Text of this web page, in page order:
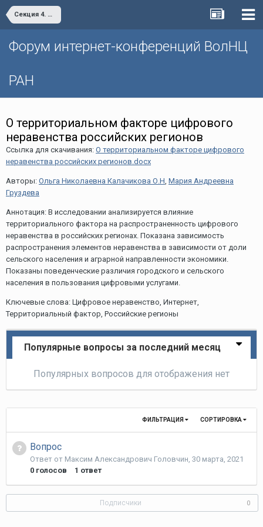
Секция 4. Жизнь после пандемии: на пути к цифровому обществу
Форум интернет-конференций ВолНЦ
РАН
О территориальном факторе цифрового
неравенства российских регионов
Ссылка для скачивания: О территориальном факторе цифрового
неравенства российских регионов.docx
Авторы: Ольга Николаевна Калачикова О.Н, Мария Андреевна
Груздева
Аннотация: В исследовании анализируется влияние
территориального фактора на распространенность цифрового
неравенства в российских регионах. Показана зависимость
распространения элементов неравенства в зависимости от доли
сельского населения и аграрной направленности экономики.
Показаны поведенческие различия городского и сельского
населения в пользования цифровыми услугами.
Ключевые слова: Цифровое неравенство, Интернет,
Территориальный фактор, Российские регионы
Популярные вопросы за последний месяц
Популярных вопросов для отображения нет
СОРТИРОВКА
ФИЛЬТРАЦИЯ
Вопрос
Ответ от Максим Александрович Головчин, 30 марта, 2021
0 голосов 1 ответ
Подписчики 0